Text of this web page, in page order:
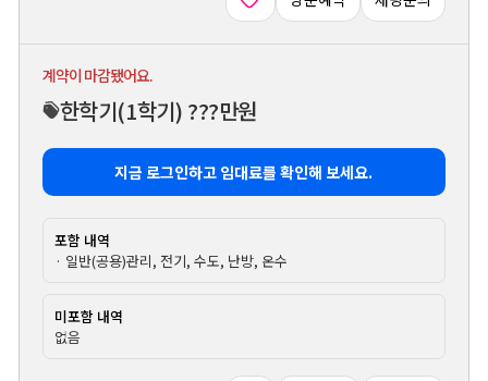
계약이 마감됐어요.
한학기(1학기) ???만원
지금 로그인하고 임대료를 확인해 보세요.
포함 내역
· 일반(공용)관리, 전기, 수도, 난방, 온수
미포함 내역
없음